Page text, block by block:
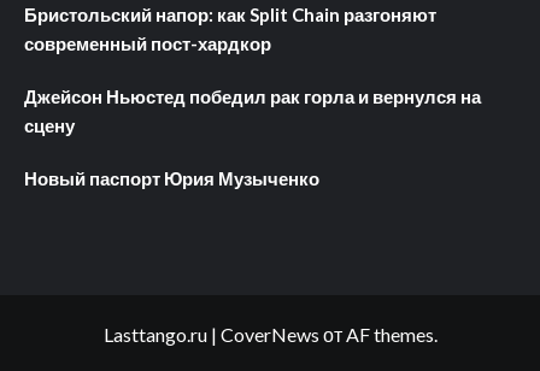
Бристольский напор: как Split Chain разгоняют
современный пост-хардкор
Джейсон Ньюстед победил рак горла и вернулся на
сцену
Новый паспорт Юрия Музыченко
Lasttango.ru | CoverNews от AF themes.